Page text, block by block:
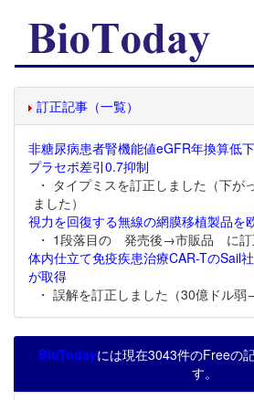
訂正記事（一覧）
非糖尿病患者腎機能値eGFR年換算低
プラセボ差引0.7抑制
・ タイプミスを訂正しました（下
ました）
視力を回復する無線の網膜移植製品を
・ 1段落目の 発売後→市販品 に訂
体内仕立て免疫疾患治療CAR-TのSail
が取得
・ 誤解を訂正しました（30億ドル弱
BioTodayには現在3043件のFreeの
す。